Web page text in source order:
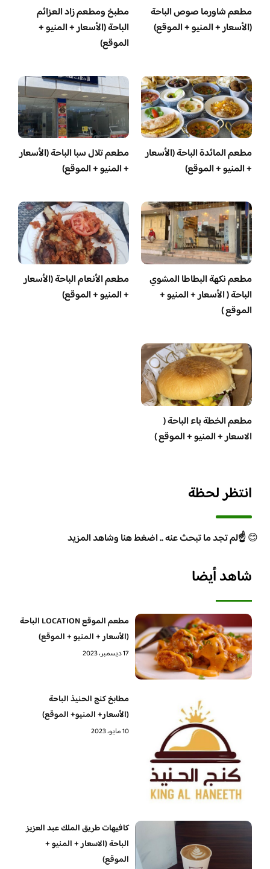
مطعم شاورما صوص الباحة
(الأسعار + المنيو + الموقع)
مطبخ ومطعم زاد العزائم
الباحة (الأسعار + المنيو +
الموقع)
مطعم المائدة الباحة (الأسعار
+ المنيو + الموقع)
مطعم تلال سبا الباحة (الأسعار
+ المنيو + الموقع)
مطعم نكهة البطاطا المشوي
الباحة ( الأسعار + المنيو +
الموقع )
مطعم الأنعام الباحة (الأسعار
+ المنيو + الموقع)
مطعم الخطة باء الباحة (
الاسعار + المنيو + الموقع )
انتظر لحظة
😊☝️لم تجد ما تبحث عنه .. اضغط هنا وشاهد المزيد
شاهد أيضا
مطعم الموقع LOCATION الباحة
(الأسعار + المنيو + الموقع)
17 ديسمبر، 2023
مطابخ كنج الحنيذ الباحة
(الأسعار+ المنيو+ الموقع)
10 مايو، 2023
كافيهات طريق الملك عبد العزيز
الباحة (الاسعار + المنيو +
الموقع)